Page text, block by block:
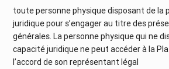
toute personne physique disposant de la
juridique pour s’engager au titre des
générales. La personne physique qui ne
capacité juridique ne peut accéder à la
l’accord de son représentant légal